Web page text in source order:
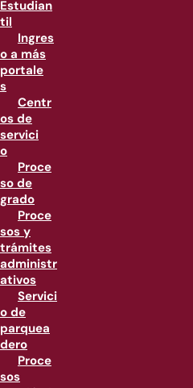
Estudian
til
Ingres
o a más
portale
s
Centr
os de
servici
o
Proce
so de
grado
Proce
sos y
trámites
administr
ativos
Servici
o de
parquea
dero
Proce
sos